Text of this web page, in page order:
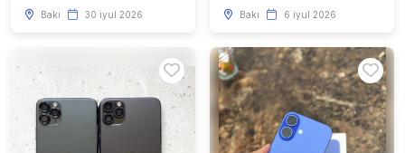
Bakı 30 iyul 2026 Bakı 6 iyul 2026